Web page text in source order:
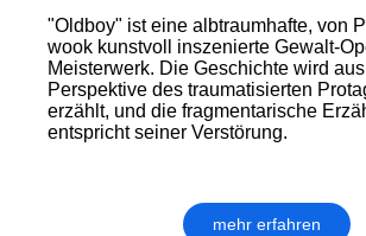
"Oldboy" ist eine albtraumhafte, von
wook kunstvoll inszenierte Gewalt-
Meisterwerk. Die Geschichte wird
Perspektive des traumatisierten
erzählt, und die fragmentarische
entspricht seiner Verstörung.
mehr erfahren